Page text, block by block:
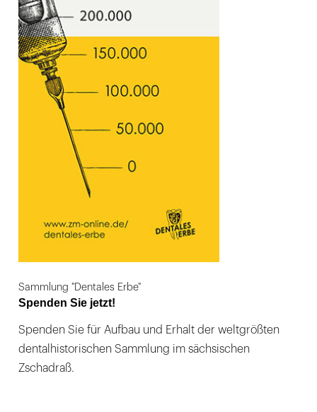
Sammlung "Dentales Erbe"
Spenden Sie jetzt!
Spenden Sie für Aufbau und Erhalt der weltgrößten
dentalhistorischen Sammlung im sächsischen
Zschadraß.